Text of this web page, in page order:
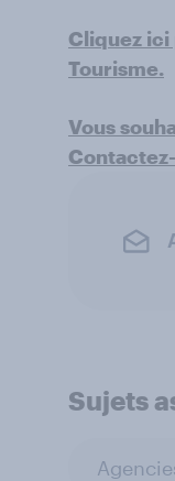
Cliquez
Tourisme.
Vous
Sujets